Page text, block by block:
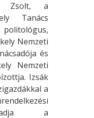
Zsolt, a
Tanács
Nemzeti
és
Nemzeti
Izsák
a
a